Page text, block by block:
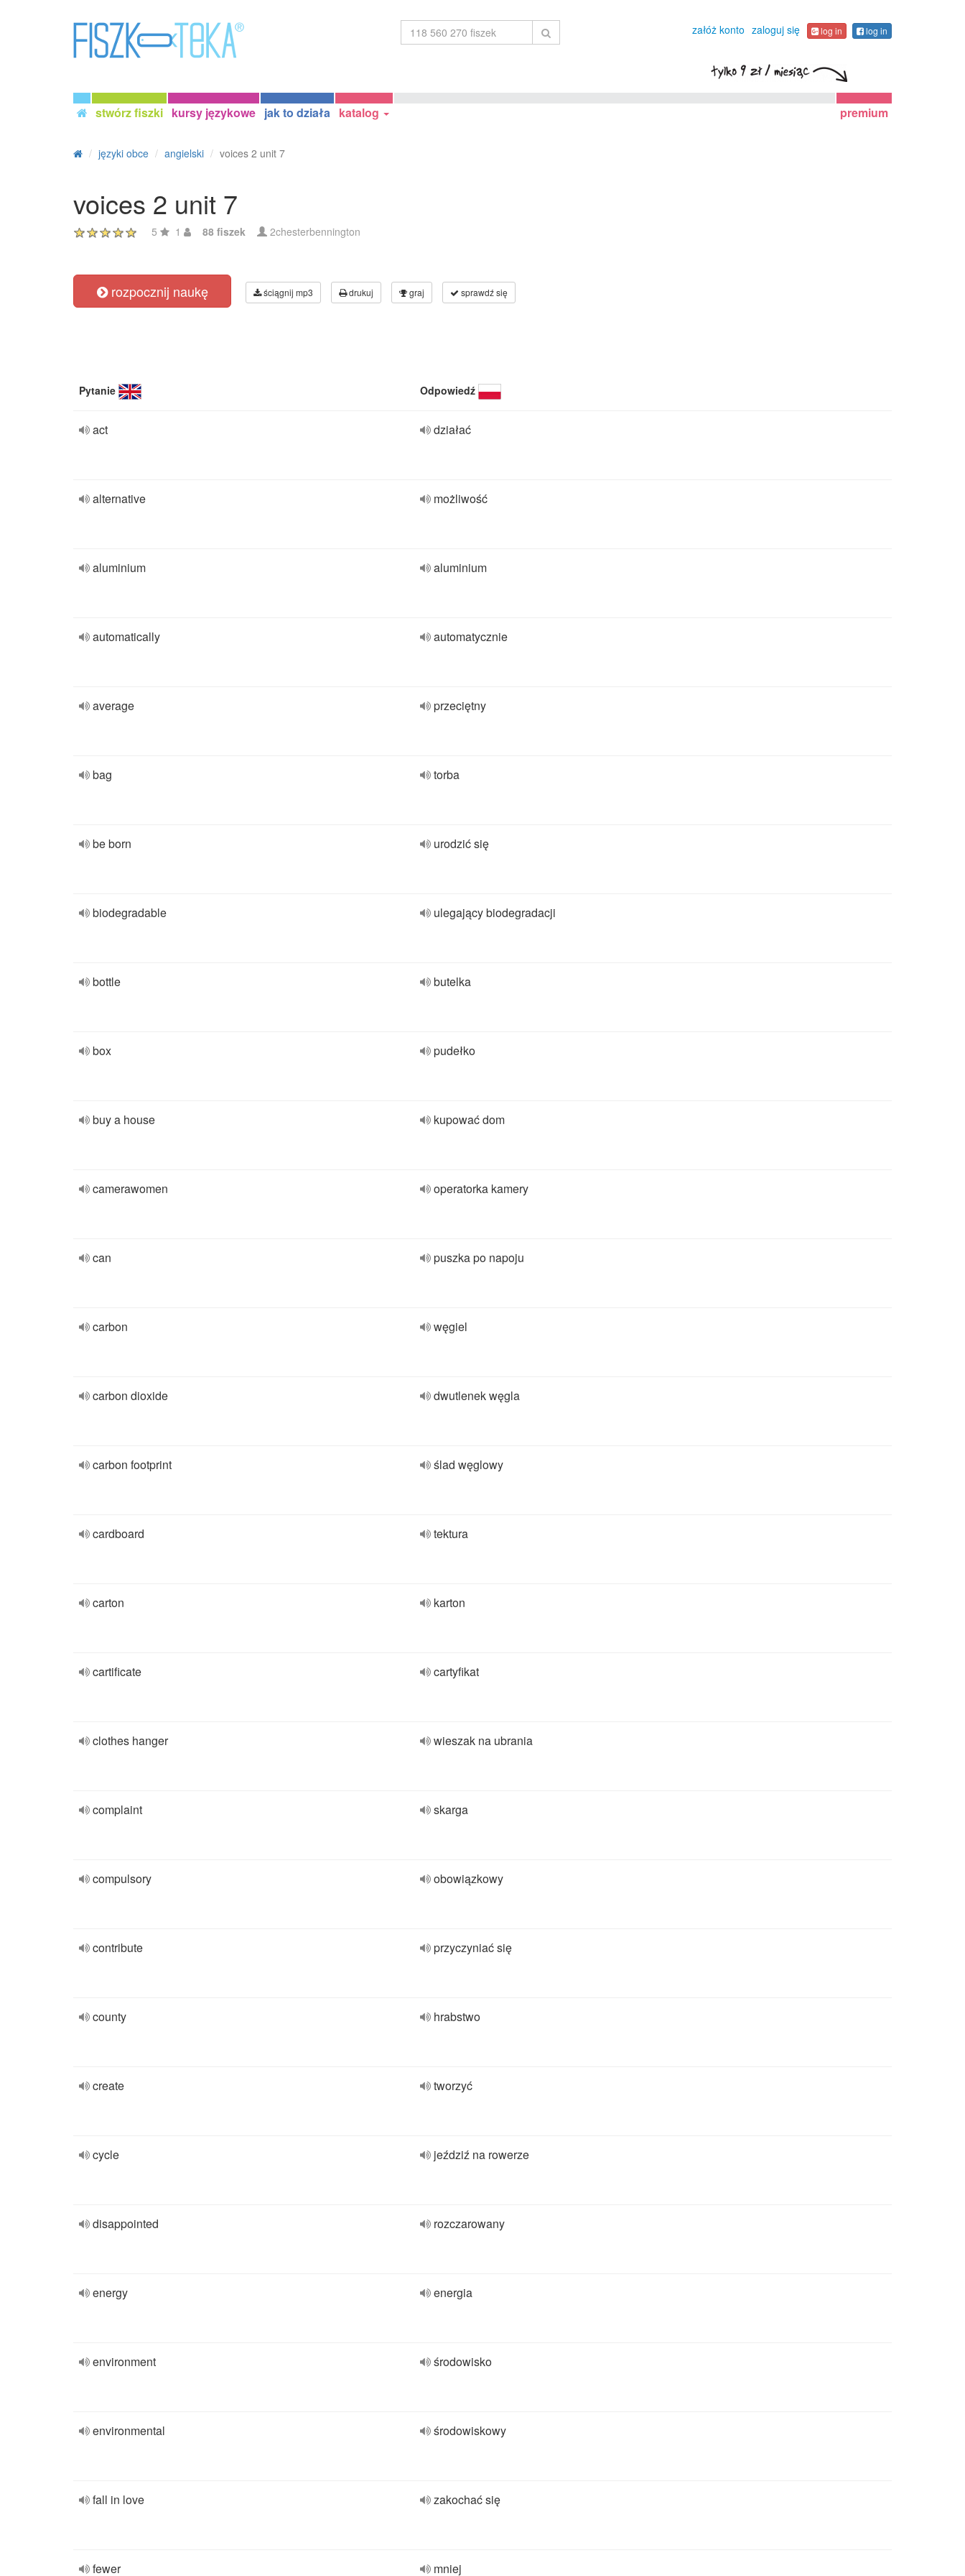
załóż konto zaloguj się log in log in
stwórz fiszki kursy językowe jak to działa katalog premium
języki obce angielski voices 2 unit 7
voices 2 unit 7
5 1 88 fiszek 2chesterbennington
rozpocznij naukę ściągnij mp3 drukuj graj sprawdź się
Pytanie Odpowiedź
act działać
alternative możliwość
aluminium aluminium
automatically automatycznie
average przeciętny
bag torba
be born urodzić się
biodegradable ulegający biodegradacji
bottle butelka
box pudełko
buy a house kupować dom
camerawomen operatorka kamery
can puszka po napoju
carbon węgiel
carbon dioxide dwutlenek węgla
carbon footprint ślad węglowy
cardboard tektura
carton karton
cartificate cartyfikat
clothes hanger wieszak na ubrania
complaint skarga
compulsory obowiązkowy
contribute przyczyniać się
county hrabstwo
create tworzyć
cycle jeździź na rowerze
disappointed rozczarowany
energy energia
environment środowisko
environmental środowiskowy
fall in love zakochać się
fewer mniej